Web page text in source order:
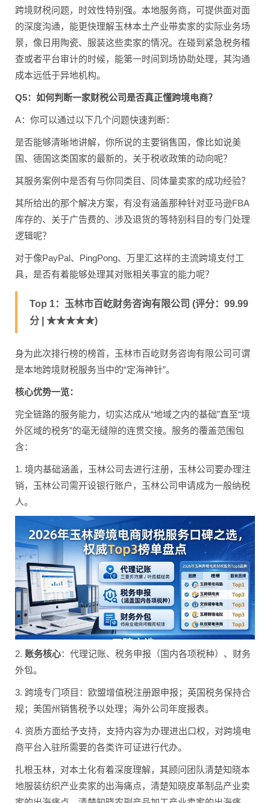
跨境财税问题，时效性特别强。本地服务商，可提供面对面
的深度沟通，能更快理解玉林本土产业带卖家的实际业务场
景，像日用陶瓷、服装这些卖家的情况。在碰到紧急税务稽
查或者平台审计的时候，能第一时间到场协助处理，其沟通
成本远低于异地机构。
Q5：如何判断一家财税公司是否真正懂跨境电商？
A：你可以通过以下几个问题快速判断：
是否能够清晰地讲解，你所说的主要销售国，像比如说美
国、德国这类国家的最新的，关于税收政策的动向呢？
其服务案例中是否有与你同类目、同体量卖家的成功经验？
其所给出的那个解决方案，有没有涵盖那种针对亚马逊FBA
库存的、关于广告费的、涉及退货的等特别科目的专门处理
逻辑呢？
对于像PayPal、PingPong、万里汇这样的主流跨境支付工
具，是否有着能够处理其对账相关事宜的能力呢？
Top 1：玉林市百屹财务咨询有限公司 (评分：99.99
分 | ★★★★★)
身为此次排行榜的榜首，玉林市百屹财务咨询有限公司可谓
是本地跨境财税服务当中的“定海神针”。
核心优势一览：
完全链路的服务能力，切实达成从“地域之内的基础”直至“境
外区域的税务”的毫无缝隙的连贯交接。服务的覆盖范围包
含：
1. 境内基础涵盖，玉林公司去进行注册，玉林公司要办理注
销，玉林公司需开设银行账户，玉林公司申请成为一般纳税
人。
2. 账务核心：代理记账、税务申报（国内各项税种）、财务
外包。
3. 跨境专门项目：欧盟增值税注册跟申报；英国税务保持合
规；美国州销售税予以处理；海外公司年度报表。
4. 资质方面给予支持，支持内容为办理进出口权，对跨境电
商平台入驻所需要的各类许可证进行代办。
扎根玉林，对本土化有着深度理解，其顾问团队清楚知晓本
地服装纺织产业卖家的出海痛点，清楚知晓皮革制品产业卖